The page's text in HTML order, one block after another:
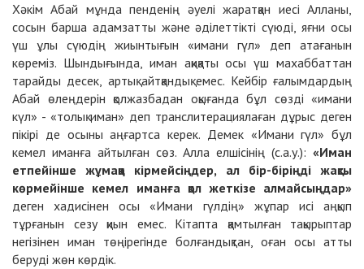
Хәкім Абай мұнда пенденің әуелі жаратқан иесі Алланы,
сосын барша адамзатты және әділеттікті сүюді, яғни осы
үш ұлы сүюдің жиынтығын «имани гүл» деп атағанын
көреміз. Шындығында, иман ақиқаты осы үш махаббаттан
тарайды десек, артық айтқандық емес. Кейбір ғалымдардың
Абай өлеңдерін қолжазбадан оқығанда бұл сөзді «имани
күл» - «толық иман» деп транслитерациялаған дұрыс деген
пікірі де осыны аңғартса керек. Демек «Имани гүл» бұл
кемел иманға айтылған сөз. Алла елшісінің (с.а.у.): «Иман
етпейінше жұмаққа кірмейсіңдер, ал бір-біріңді жақсы
көрмейінше кемел иманға қол жеткізе алмайсыңдар»
деген хадисінен осы «Имани гүлдің» жұпар исі аңқып
тұрғанын сезу қиын емес. Кітапта қамтылған тақырыптар
негізінен иман төңірегінде болғандықтан, оған осы атты
беруді жөн көрдік.